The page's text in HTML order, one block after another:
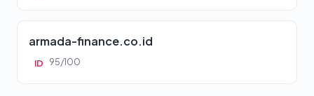
armada-finance.co.id
ID 95/100